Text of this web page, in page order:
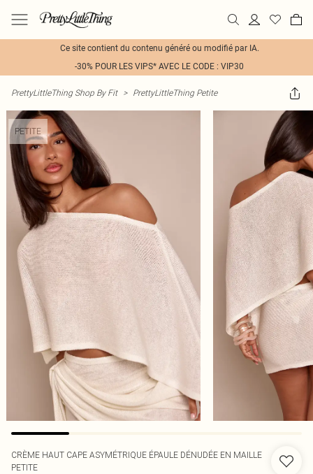
Ce site contient du contenu généré ou modifié par IA.
-30% POUR LES VIPS* AVEC LE CODE : VIP30
PrettyLittleThing Shop By Fit > PrettyLittleThing Petite
PETITE
CRÈME HAUT CAPE ASYMÉTRIQUE ÉPAULE DÉNUDÉE EN MAILLE
PETITE